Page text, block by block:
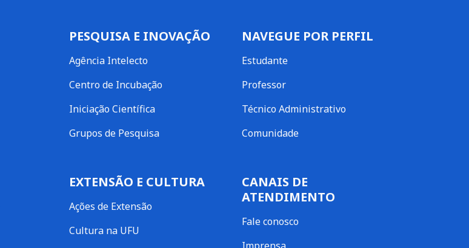
PESQUISA E INOVAÇÃO
Agência Intelecto
Centro de Incubação
Iniciação Científica
Grupos de Pesquisa
EXTENSÃO E CULTURA
Ações de Extensão
Cultura na UFU
NAVEGUE POR PERFIL
Estudante
Professor
Técnico Administrativo
Comunidade
CANAIS DE
ATENDIMENTO
Fale conosco